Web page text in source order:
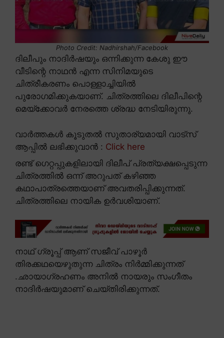
Photo Credit: Nadhirshah/Facebook
ദിലീപും നാദിർഷയും ഒന്നിക്കുന്ന കേശു ഈ
വീടിന്റെ നാഥൻ എന്ന സിനിമയുടെ
ചിത്രീകരണം പൊള്ളാച്ചിയിൽ
പുരോഗമിക്കുകയാണ്. ചിത്രത്തിലെ ദിലീപിന്റെ
മെയ്ക്കോവർ നേരത്തെ ശ്രദ്ധ നേടിയിരുന്നു.
വാർത്തകൾ കൂടുതൽ സുതാര്യമായി വാട്സ്
ആപ്പിൽ ലഭിക്കുവാൻ : Click here
രണ്ട് ഗെറ്റപ്പുകളിലായി ദിലീപ് പ്രത്യക്ഷപ്പെടുന്ന
ചിത്രത്തിൽ ഒന്ന് അറുപത് കഴിഞ്ഞ
കഥാപാത്രത്തെയാണ് അവതരിപ്പിക്കുന്നത്.
ചിത്രത്തിലെ നായിക ഉർവശിയാണ്.
നാഥ് ഗ്രൂപ്പ് ആണ് സജീവ് പാഴൂർ
തിരക്കഥയെഴുതുന്ന ചിത്രം നിർമ്മിക്കുന്നത്
.ഛായാഗ്രഹണം അനിൽ നായരും സംഗീതം
നാദിർഷയുമാണ് ചെയ്തിരിക്കുന്നത്.